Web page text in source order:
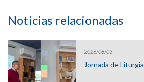
Noticias relacionadas
2026/08/03
Jornada de Liturgia